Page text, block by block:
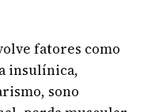
fatores como
insulínica,
sono